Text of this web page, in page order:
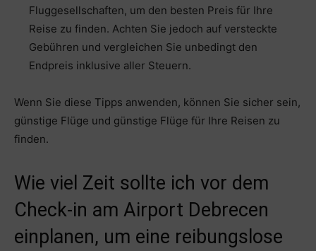
Fluggesellschaften, um den besten Preis für Ihre
Reise zu finden. Achten Sie jedoch auf versteckte
Gebühren und vergleichen Sie unbedingt den
Endpreis inklusive aller Steuern.
Wenn Sie diese Tipps anwenden, können Sie sicher sein,
günstige Flüge und günstige Flüge für Ihre Reisen zu
finden.
Wie viel Zeit sollte ich vor dem
Check-in am Airport Debrecen
einplanen, um eine reibungslose